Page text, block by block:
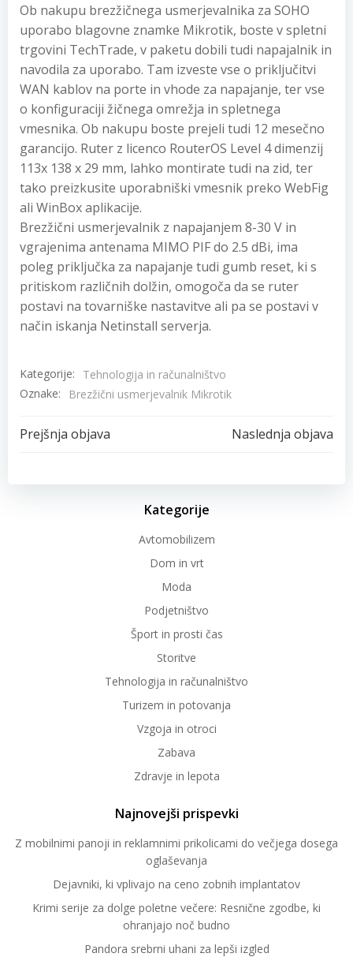
Ob nakupu brezžičnega usmerjevalnika za SOHO
uporabo blagovne znamke Mikrotik, boste v spletni
trgovini TechTrade, v paketu dobili tudi napajalnik in
navodila za uporabo. Tam izveste vse o priključitvi
WAN kablov na porte in vhode za napajanje, ter vse
o konfiguraciji žičnega omrežja in spletnega
vmesnika. Ob nakupu boste prejeli tudi 12 mesečno
garancijo. Ruter z licenco RouterOS Level 4 dimenzij
113x 138 x 29 mm, lahko montirate tudi na zid, ter
tako preizkusite uporabniški vmesnik preko WebFig
ali WinBox aplikacije.
Brezžični usmerjevalnik z napajanjem 8-30 V in
vgrajenima antenama MIMO PIF do 2.5 dBi, ima
poleg priključka za napajanje tudi gumb reset, ki s
pritiskom različnih dolžin, omogoča da se ruter
postavi na tovarniške nastavitve ali pa se postavi v
način iskanja Netinstall serverja.
Kategorije:
Tehnologija in računalništvo
Oznake:
Brezžični usmerjevalnik Mikrotik
Post
navigation
Prejšnja objava
Post
navigation
Naslednja objava
Kategorije
Avtomobilizem
Dom in vrt
Moda
Podjetništvo
Šport in prosti čas
Storitve
Tehnologija in računalništvo
Turizem in potovanja
Vzgoja in otroci
Zabava
Zdravje in lepota
Najnovejši prispevki
Z mobilnimi panoji in reklamnimi prikolicami do večjega dosega
oglaševanja
Dejavniki, ki vplivajo na ceno zobnih implantatov
Krimi serije za dolge poletne večere: Resnične zgodbe, ki
ohranjajo noč budno
Pandora srebrni uhani za lepši izgled